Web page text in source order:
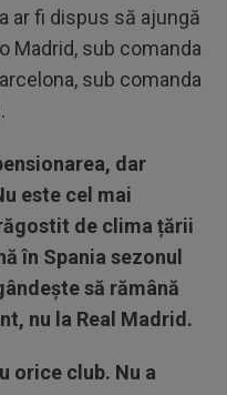
ar fi dispus să ajungă
Madrid, sub comanda
sub comanda
dar
este cel mai
de clima țării
în Spania sezonul
să rămână
nu la Real Madrid.
orice club. Nu a